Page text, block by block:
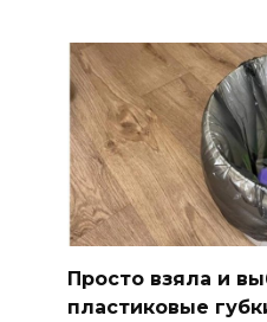
Просто взяла и
пластиковые